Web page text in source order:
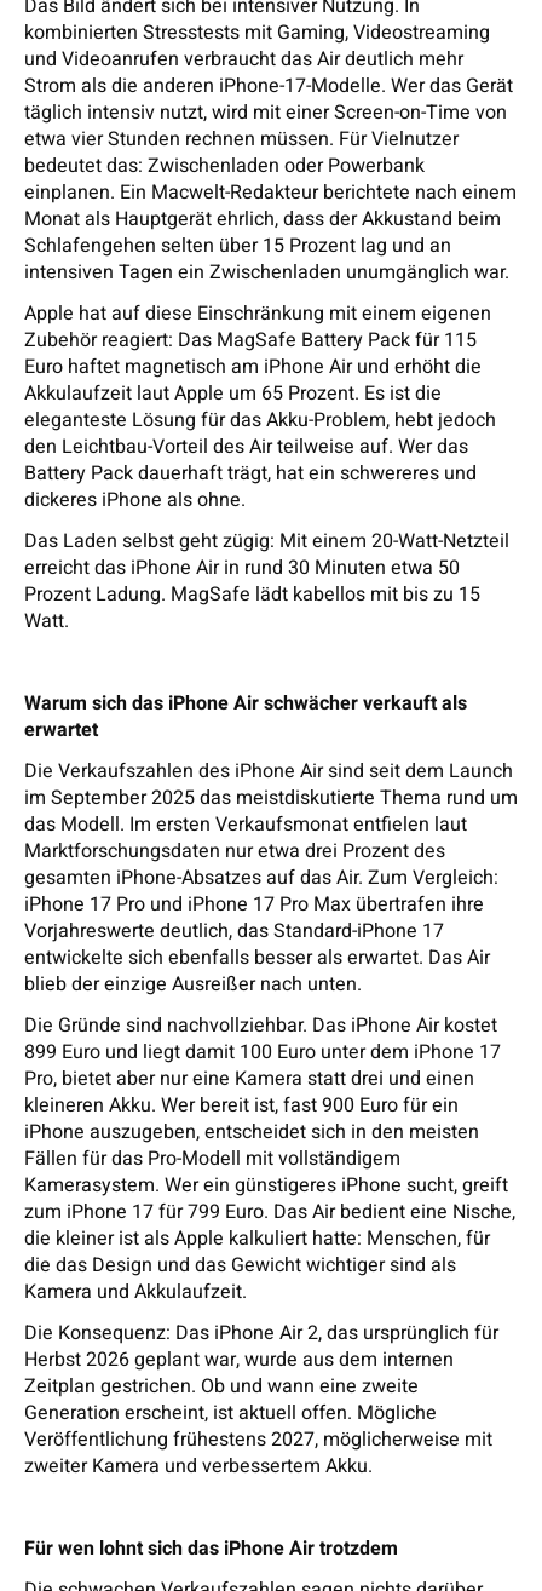
Das Bild ändert sich bei intensiver Nutzung. In
kombinierten Stresstests mit Gaming, Videostreaming
und Videoanrufen verbraucht das Air deutlich mehr
Strom als die anderen iPhone-17-Modelle. Wer das Gerät
täglich intensiv nutzt, wird mit einer Screen-on-Time von
etwa vier Stunden rechnen müssen. Für Vielnutzer
bedeutet das: Zwischenladen oder Powerbank
einplanen. Ein Macwelt-Redakteur berichtete nach einem
Monat als Hauptgerät ehrlich, dass der Akkustand beim
Schlafengehen selten über 15 Prozent lag und an
intensiven Tagen ein Zwischenladen unumgänglich war.
Apple hat auf diese Einschränkung mit einem eigenen
Zubehör reagiert: Das MagSafe Battery Pack für 115
Euro haftet magnetisch am iPhone Air und erhöht die
Akkulaufzeit laut Apple um 65 Prozent. Es ist die
eleganteste Lösung für das Akku-Problem, hebt jedoch
den Leichtbau-Vorteil des Air teilweise auf. Wer das
Battery Pack dauerhaft trägt, hat ein schwereres und
dickeres iPhone als ohne.
Das Laden selbst geht zügig: Mit einem 20-Watt-Netzteil
erreicht das iPhone Air in rund 30 Minuten etwa 50
Prozent Ladung. MagSafe lädt kabellos mit bis zu 15
Watt.
Warum sich das iPhone Air schwächer verkauft als
erwartet
Die Verkaufszahlen des iPhone Air sind seit dem Launch
im September 2025 das meistdiskutierte Thema rund um
das Modell. Im ersten Verkaufsmonat entfielen laut
Marktforschungsdaten nur etwa drei Prozent des
gesamten iPhone-Absatzes auf das Air. Zum Vergleich:
iPhone 17 Pro und iPhone 17 Pro Max übertrafen ihre
Vorjahreswerte deutlich, das Standard-iPhone 17
entwickelte sich ebenfalls besser als erwartet. Das Air
blieb der einzige Ausreißer nach unten.
Die Gründe sind nachvollziehbar. Das iPhone Air kostet
899 Euro und liegt damit 100 Euro unter dem iPhone 17
Pro, bietet aber nur eine Kamera statt drei und einen
kleineren Akku. Wer bereit ist, fast 900 Euro für ein
iPhone auszugeben, entscheidet sich in den meisten
Fällen für das Pro-Modell mit vollständigem
Kamerasystem. Wer ein günstigeres iPhone sucht, greift
zum iPhone 17 für 799 Euro. Das Air bedient eine Nische,
die kleiner ist als Apple kalkuliert hatte: Menschen, für
die das Design und das Gewicht wichtiger sind als
Kamera und Akkulaufzeit.
Die Konsequenz: Das iPhone Air 2, das ursprünglich für
Herbst 2026 geplant war, wurde aus dem internen
Zeitplan gestrichen. Ob und wann eine zweite
Generation erscheint, ist aktuell offen. Mögliche
Veröffentlichung frühestens 2027, möglicherweise mit
zweiter Kamera und verbessertem Akku.
Für wen lohnt sich das iPhone Air trotzdem